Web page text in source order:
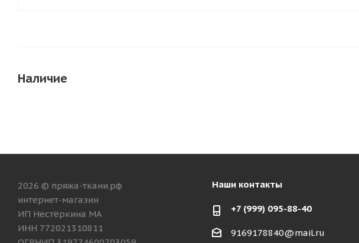
Наличие
2026 © пряжа-ткани.рф
интернет-магазин
ИП Нестёркина МА
ИНН 772021310811
Наши контакты
+7 (999) 095-88-40
9169178840@mail.ru